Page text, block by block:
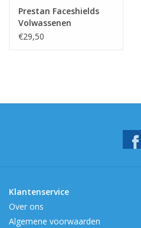
Prestan Faceshields
Volwassenen
€29,50
Klantenservice
Over ons
Algemene voorwaarden